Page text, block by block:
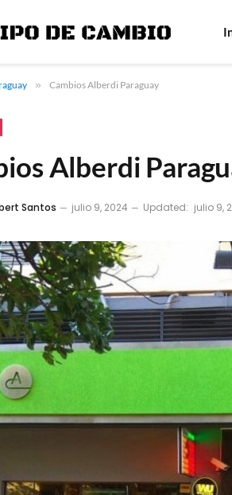
» Cambios Alberdi Paraguay
Alberdi
Santos julio 9, 2024 Updated: julio 9,